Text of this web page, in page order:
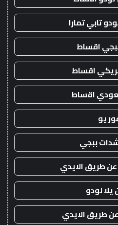
تابي تمارا
اقساط
اقساط
اقساط
يو
ببجي
طريق الايدي
لودو
طريق الايدي